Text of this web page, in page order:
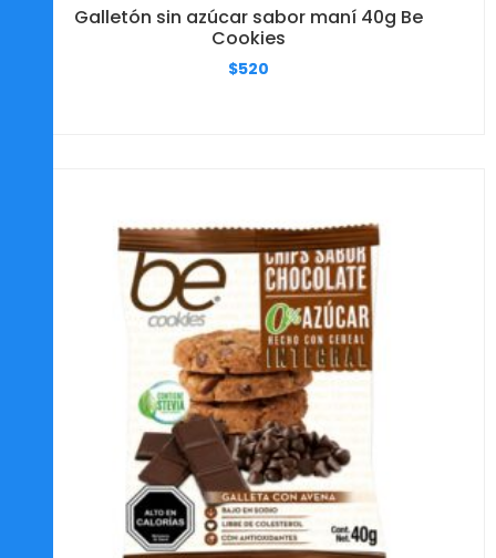
Galletón sin azúcar sabor maní 40g Be
Cookies
$520